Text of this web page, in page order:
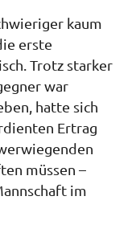
kaum
erste
Trotz starker
war
hatte sich
Ertrag
müssen –
im